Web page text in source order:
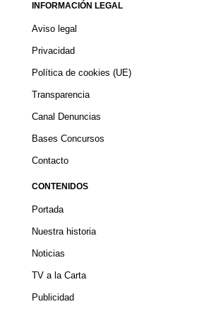
INFORMACIÓN LEGAL
Aviso legal
Privacidad
Política de cookies (UE)
Transparencia
Canal Denuncias
Bases Concursos
Contacto
CONTENIDOS
Portada
Nuestra historia
Noticias
TV a la Carta
Publicidad